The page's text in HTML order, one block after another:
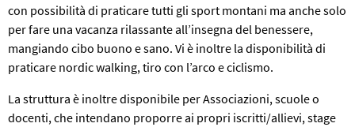
con possibilità di praticare tutti gli sport montani ma anche solo
per fare una vacanza rilassante all’insegna del benessere,
mangiando cibo buono e sano. Vi è inoltre la disponibilità di
praticare nordic walking, tiro con l’arco e ciclismo.
La struttura è inoltre disponibile per Associazioni, scuole o
docenti, che intendano proporre ai propri iscritti/allievi, stage